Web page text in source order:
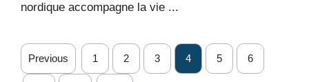
nordique accompagne la vie ...
Previous 1 2 3 4 5 6